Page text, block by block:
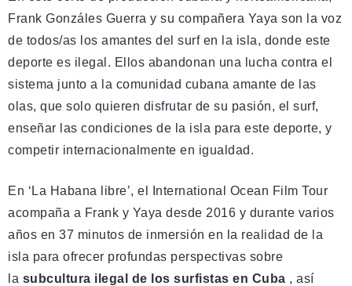
Frank Gonzáles Guerra y su compañera Yaya son la voz
de todos/as los amantes del surf en la isla, donde este
deporte es ilegal. Ellos abandonan una lucha contra el
sistema junto a la comunidad cubana amante de las
olas, que solo quieren disfrutar de su pasión, el surf,
enseñar las condiciones de la isla para este deporte, y
competir internacionalmente en igualdad.
En ‘La Habana libre’, el International Ocean Film Tour
acompaña a Frank y Yaya desde 2016 y durante varios
años en 37 minutos de inmersión en la realidad de la
isla para ofrecer profundas perspectivas sobre
la subcultura ilegal de los surfistas en Cuba , así